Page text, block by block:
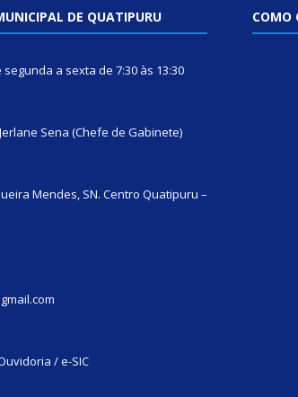
DE QUATIPURU
a sexta de 7:30 às 13:30
Sena (Chefe de Gabinete)
Mendes, SN. Centro Quatipuru –
/ e-SIC
COMO